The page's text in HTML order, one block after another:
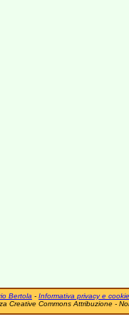
Bertola - Informativa privacy e cookie
Creative Commons Attribuzione -